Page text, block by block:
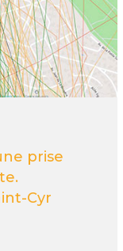
prise
Cyr